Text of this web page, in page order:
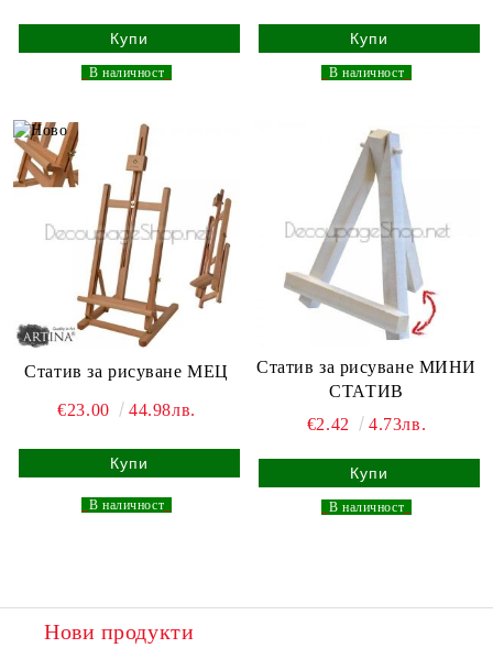
В наличност В наличност
Статив за рисуване МЕЦ
€23.00 44.98лв.
В наличност
Статив за рисуване МИНИ
СТАТИВ
€2.42
4.73лв.
В наличност
Нови продукти